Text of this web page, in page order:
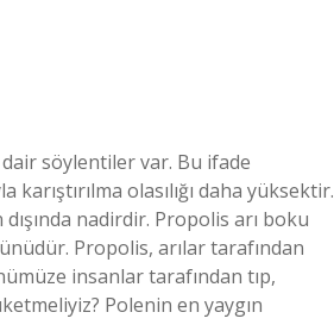
dair söylentiler var. Bu ifade
karıştırılma olasılığı daha yüksektir.
nadirdir. Propolis arı boku
Propolis, arılar tarafından
insanlar tarafından tıp,
Polenin en yaygın